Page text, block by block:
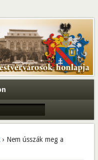
› Nem ússzák meg a